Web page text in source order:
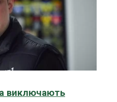
виключають